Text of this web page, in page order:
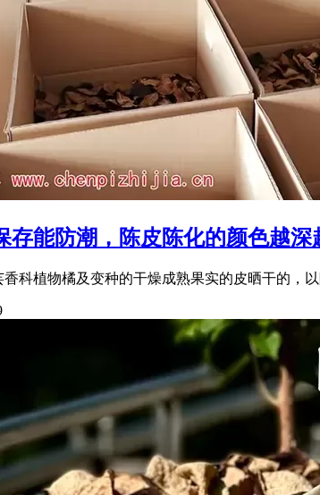
存能防潮，陈皮陈化的颜色越深
香科植物橘及变种的干燥成熟果实的皮晒干的，